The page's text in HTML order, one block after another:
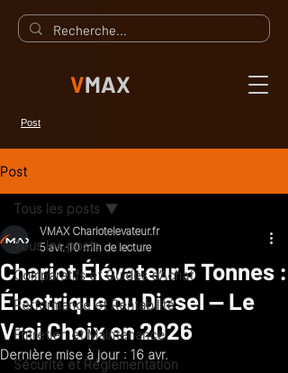
VMAX
Post
Post
Tous les posts
Comparatifs et Guides d’Achat
Performance et Rentabilité
Entretien et Maintenance
Sécurité et Réglementation
Tous les posts
Chariot Élévateur 5 Tonnes :
Électrique ou Diesel — Le
Vrai Choix en 2026
VMAX Chariotelevateur.fr
5 avr. 10 min de lecture
Dernière mise à jour : 16 avr.